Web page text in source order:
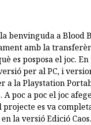
benvinguda a Blood
amb la
es posposa el joc.
per al PC, i
a la Playstation
poc a poc el joc
projecte es va
la versió Edició Caos.